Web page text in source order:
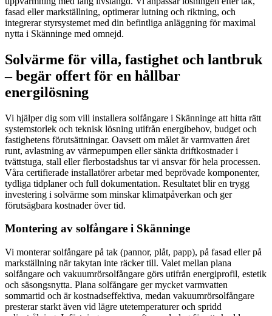
fasad eller markställning, optimerar lutning och riktning, och
integrerar styrsystemet med din befintliga anläggning för maximal
nytta i Skänninge med omnejd.
Solvärme för villa, fastighet och lantbruk
– begär offert för en hållbar
energilösning
Vi hjälper dig som vill installera solfångare i Skänninge att hitta rätt
systemstorlek och teknisk lösning utifrån energibehov, budget och
fastighetens förutsättningar. Oavsett om målet är varmvatten året
runt, avlastning av värmepumpen eller sänkta driftkostnader i
tvättstuga, stall eller flerbostadshus tar vi ansvar för hela processen.
Våra certifierade installatörer arbetar med beprövade komponenter,
tydliga tidplaner och full dokumentation. Resultatet blir en trygg
investering i solvärme som minskar klimatpåverkan och ger
förutsägbara kostnader över tid.
Montering av solfångare i Skänninge
Vi monterar solfångare på tak (pannor, plåt, papp), på fasad eller på
markställning när takytan inte räcker till. Valet mellan plana
solfångare och vakuumrörsolfångare görs utifrån energiprofil, estetik
och säsongsnytta. Plana solfångare ger mycket varmvatten
sommartid och är kostnadseffektiva, medan vakuumrörsolfångare
presterar starkt även vid lägre utetemperaturer och spridd